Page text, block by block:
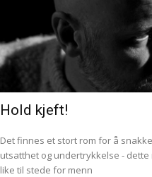
Hold kjeft!
Det finnes et stort rom for å
utsatthet og undertrykkelse - dette
like til stede for menn